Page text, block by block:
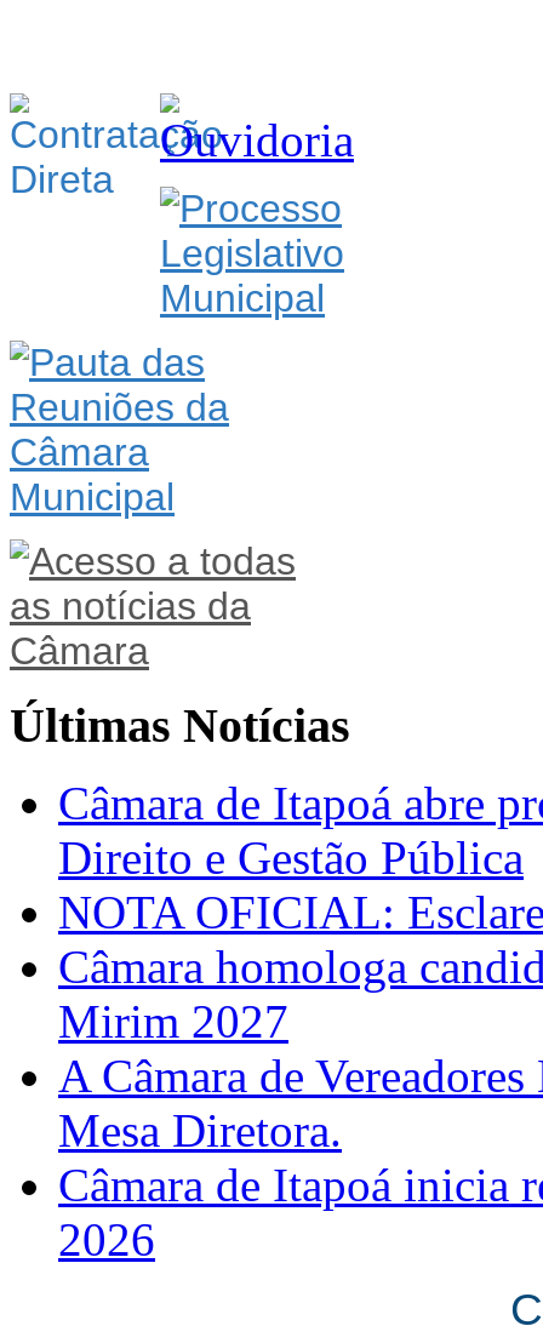
Últimas Notícias
Câmara de Itapoá abre
Direito e Gestão Pública
NOTA OFICIAL:
Câmara homologa
Mirim 2027
A Câmara de
Mesa Diretora.
Câmara de Itapoá inicia
2026